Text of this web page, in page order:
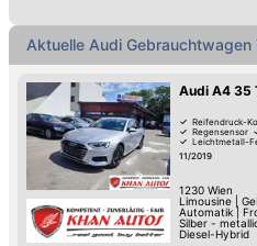
Aktuelle Audi
Audi A4 35
Reifendruck-
Regensensor
Leichtmetall-
11/2019
1230 Wien
Limousine|
Automatik|
Silber -
Diesel-Hybrid